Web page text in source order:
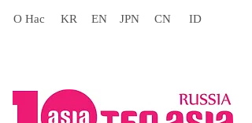
О Нас KR EN JPN CN ID